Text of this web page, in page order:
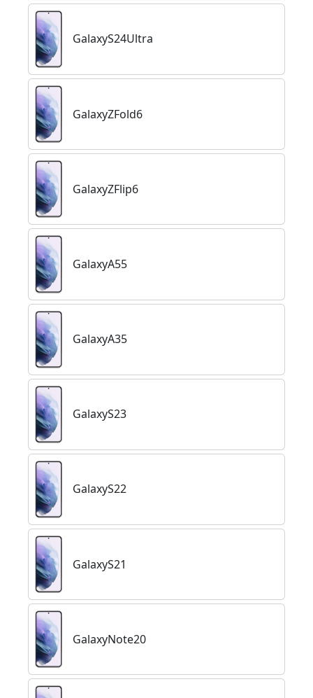
GalaxyS24Ultra
GalaxyZFold6
GalaxyZFlip6
GalaxyA55
GalaxyA35
GalaxyS23
GalaxyS22
GalaxyS21
GalaxyNote20